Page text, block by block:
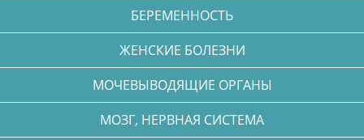
БЕРЕМЕННОСТЬ
ЖЕНСКИЕ БОЛЕЗНИ
МОЧЕВЫВОДЯЩИЕ ОРГАНЫ
МОЗГ, НЕРВНАЯ СИСТЕМА